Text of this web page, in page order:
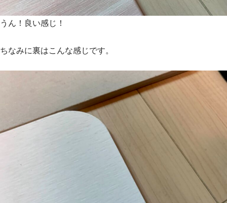
うん！良い感じ！
ちなみに裏はこんな感じです。